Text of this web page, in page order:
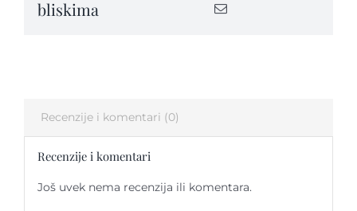
quantity
bliskima
Recenzije i komentari (0)
Recenzije i komentari
Još uvek nema recenzija ili komentara.